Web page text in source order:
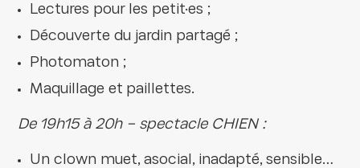
Lectures pour les petit·es ;
Découverte du jardin partagé ;
Photomaton ;
Maquillage et paillettes.
De 19h15 à 20h – spectacle CHIEN :
Un clown muet, asocial, inadapté, sensible…